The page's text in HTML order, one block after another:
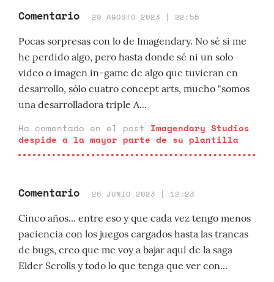
Comentario 29 AGOSTO 2023 | 22:55
Pocas sorpresas con lo de Imagendary. No sé si me
he perdido algo, pero hasta donde sé ni un solo
video o imagen in-game de algo que tuvieran en
desarrollo, sólo cuatro concept arts, mucho "somos
una desarrolladora triple A...
Ha comentado en el post Imagendary Studios
despide a la mayor parte de su plantilla
Comentario 26 JUNIO 2023 | 12:23
Cinco años... entre eso y que cada vez tengo menos
paciencia con los juegos cargados hasta las trancas
de bugs, creo que me voy a bajar aquí de la saga
Elder Scrolls y todo lo que tenga que ver con...